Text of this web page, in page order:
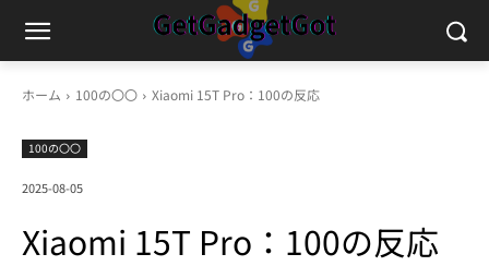
ホーム 100の〇〇 Xiaomi 15T Pro：100の反応
100の〇〇
2025-08-05
Xiaomi 15T Pro：100の反応